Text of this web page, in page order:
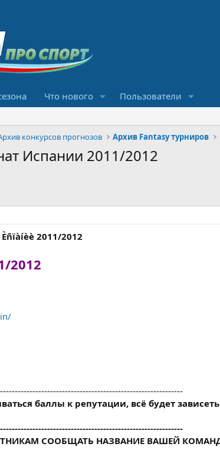
Что нового Пользователи
конкурсов прогнозов Архив Fantasy турниров
Испании 2011/2012
2011/2012
2012
баллы к репутации, всё будет
СООБЩАТЬ НАЗВАНИЕ ВАШЕЙ